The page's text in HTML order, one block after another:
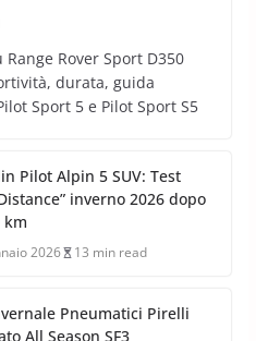
Rover Sport D350
durata, guida
Sport 5 e Pilot Sport S5
Pilot Alpin 5 SUV: Test
inverno 2026 dopo
km
2026 13 min read
Pneumatici Pirelli
All Season SF3